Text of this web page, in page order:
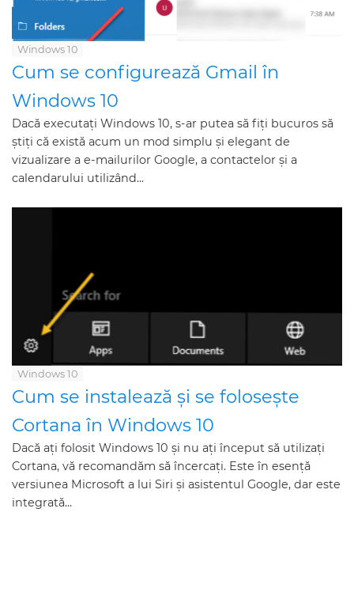
Windows 10
Cum se configurează Gmail în
Windows 10
Dacă executați Windows 10, s-ar putea să fiți bucuros să
știți că există acum un mod simplu și elegant de
vizualizare a e-mailurilor Google, a contactelor și a
calendarului utilizând...
Windows 10
Cum se instalează și se folosește
Cortana în Windows 10
Dacă ați folosit Windows 10 și nu ați început să utilizați
Cortana, vă recomandăm să încercați. Este în esență
versiunea Microsoft a lui Siri și asistentul Google, dar este
integrată...